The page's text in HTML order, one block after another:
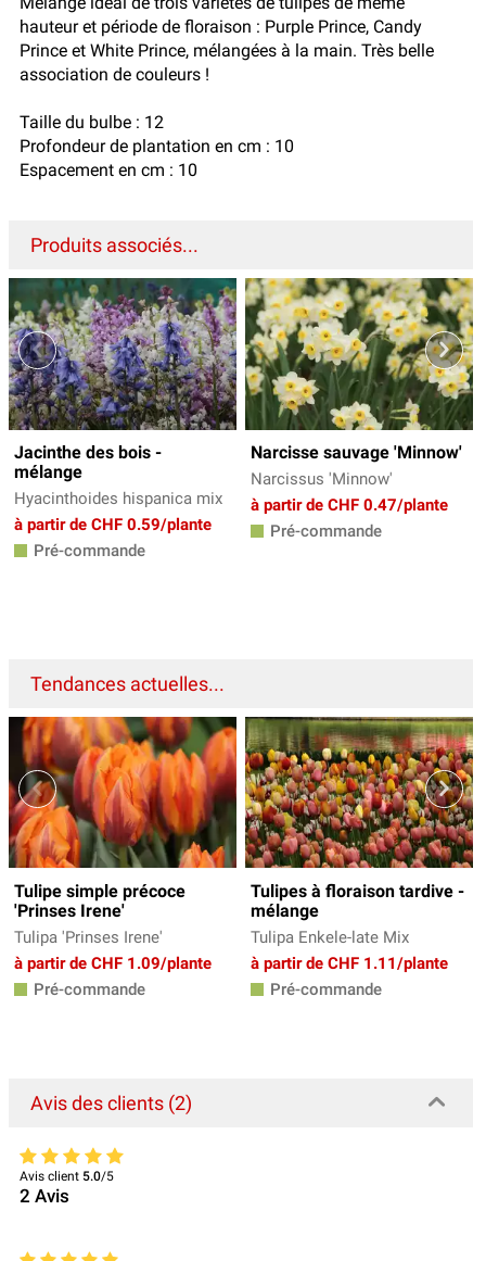
hauteur et période de floraison : Purple Prince, Candy
Prince et White Prince, mélangées à la main. Très belle
association de couleurs !
Taille du bulbe : 12
Profondeur de plantation en cm : 10
Espacement en cm : 10
Produits associés...
Jacinthe des bois -
mélange
Hyacinthoides hispanica mix
à partir de CHF 0.59/plante
Pré-commande
Narcisse sauvage 'Minnow'
Narcissus 'Minnow'
à partir de CHF 0.47/plante
Pré-commande
Tendances actuelles...
Tulipe simple précoce
'Prinses Irene'
Tulipa 'Prinses Irene'
à partir de CHF 1.09/plante
Pré-commande
Tulipes à floraison tardive -
mélange
Tulipa Enkele-late Mix
à partir de CHF 1.11/plante
Pré-commande
Avis des clients (2)
Avis client 5.0/5
2 Avis